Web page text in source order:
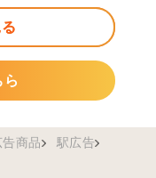
告商品
駅広告